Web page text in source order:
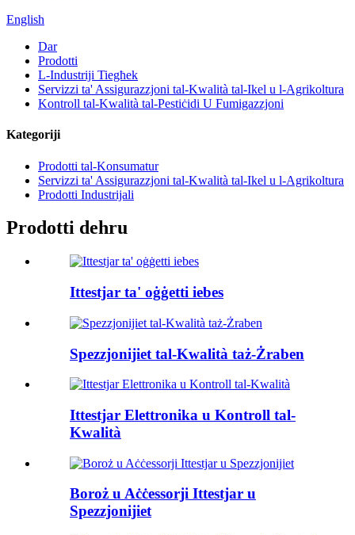
English
Dar
Prodotti
L-Industriji Tiegħek
Servizzi ta' Assigurazzjoni tal-Kwalità tal-Ikel u l-Agrikoltura
Kontroll tal-Kwalità tal-Pestiċidi U Fumigazzjoni
Kategoriji
Prodotti tal-Konsumatur
Servizzi ta' Assigurazzjoni tal-Kwalità tal-Ikel u l-Agrikoltura
Prodotti Industrijali
Prodotti dehru
Ittestjar ta' oġġetti iebes
Spezzjonijiet tal-Kwalità taż-Żraben
Ittestjar Elettronika u Kontroll tal-
Kwalità
Boroż u Aċċessorji Ittestjar u
Spezzjonijiet